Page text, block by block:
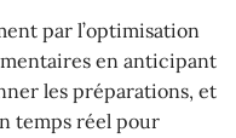
par l’optimisation
en anticipant
les préparations, et
temps réel pour